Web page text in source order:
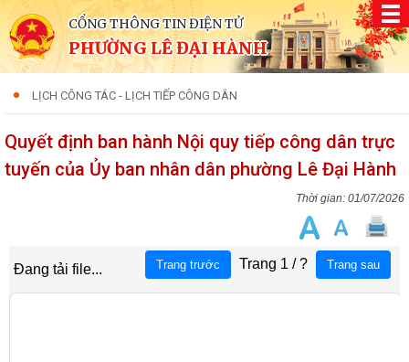
CỔNG THÔNG TIN ĐIỆN TỬ
PHƯỜNG LÊ ĐẠI HÀNH
LỊCH CÔNG TÁC - LỊCH TIẾP CÔNG DÂN
Quyết định ban hành Nội quy tiếp công dân trực
tuyến của Ủy ban nhân dân phường Lê Đại Hành
01/07/2026